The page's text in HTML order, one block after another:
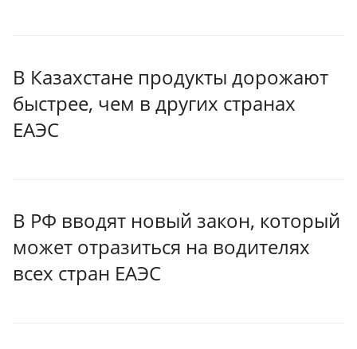
В Казахстане продукты дорожают
быстрее, чем в других странах
ЕАЭС
В РФ вводят новый закон, который
может отразиться на водителях
всех стран ЕАЭС